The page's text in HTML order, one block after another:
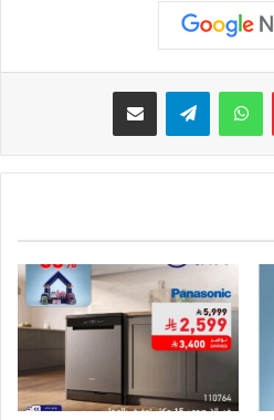
بينتيريستواتساب تيلقرام مشاركة عبر البريد